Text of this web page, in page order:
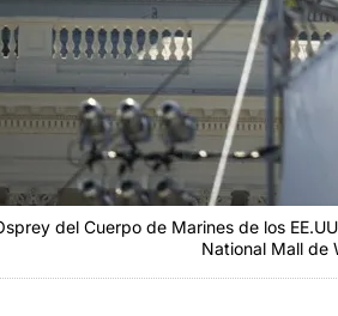
del Cuerpo de Marines de los
National Mall de